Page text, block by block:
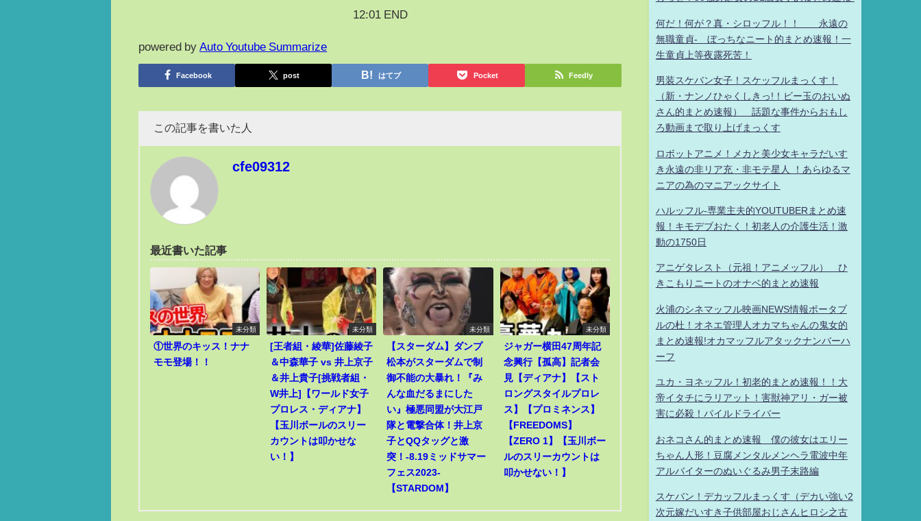
12:01 END
powered by Auto Youtube Summarize
Facebook post はてブ Pocket Feedly
この記事を書いた人
cfe09312
最近書いた記事
未分類
①世界のキッス！ナナ
モモ登場！！
未分類
[王者組・綾華]佐藤綾子
＆中森華子 vs 井上京子
＆井上貴子[挑戦者組・
W井上]【ワールド女子
プロレス・ディアナ】
【玉川ボールのスリー
カウントは叩かせな
い！】
未分類
【スターダム】ダンプ
松本がスターダムで制
御不能の大暴れ！『み
んな血だるまにした
い』極悪同盟が大江戸
隊と電撃合体！井上京
子とQQタッグと激
突！-8.19ミッドサマー
フェス2023-
【STARDOM】
未分類
ジャガー横田47周年記
念興行【孤高】記者会
見【ディアナ】【スト
ロングスタイルプロレ
ス】【プロミネンス】
【FREEDOMS】
【ZERO 1】【玉川ボー
ルのスリーカウントは
叩かせない！】
何だ！何が？真・シロッフル！！ 永遠の
無職童貞- ぼっちなニート的まとめ速報！一
生童貞上等夜露死苦！
男装スケバン女子！スケッフルまっくす！
（新・ナンノひゃくしきっ!！ビー玉のおいぬ
さん的まとめ速報） 話題な事件からおもし
ろ動画まで取り上げまっくす
ロボットアニメ！メカと美少女キャラだいす
き永遠の非リア充・非モテ星人 ！あらゆるマ
ニアの為のマニアックサイト
ハルッフル-専業主夫的YOUTUBERまとめ速
報！キモデブおたく！初老人の介護生活！激
動の1750日
アニゲタレスト（元祖！アニメッフル） ひ
きこもりニートのオナベ的まとめ速報
火浦のシネマッフル映画NEWS情報ポータブ
ルの杜！オネエ管理人オカマちゃんの鬼女的
まとめ速報!オカマッフルアタックナンバーハ
ーフ
ユカ・ヨネッフル！初老的まとめ速報！！大
帝イタチにラリアット！害獣神アリ・ガー被
害に必殺！パイルドライバー
おネコさん的まとめ速報 僕の彼女はエリー
ちゃん人形！豆腐メンタルメンヘラ電波中年
アルバイターのぬいぐるみ男子末路編
スケバン！デカッフルまっくす（デカい強い2
次元嫁だいすき子供部屋おじさんヒロシ之古